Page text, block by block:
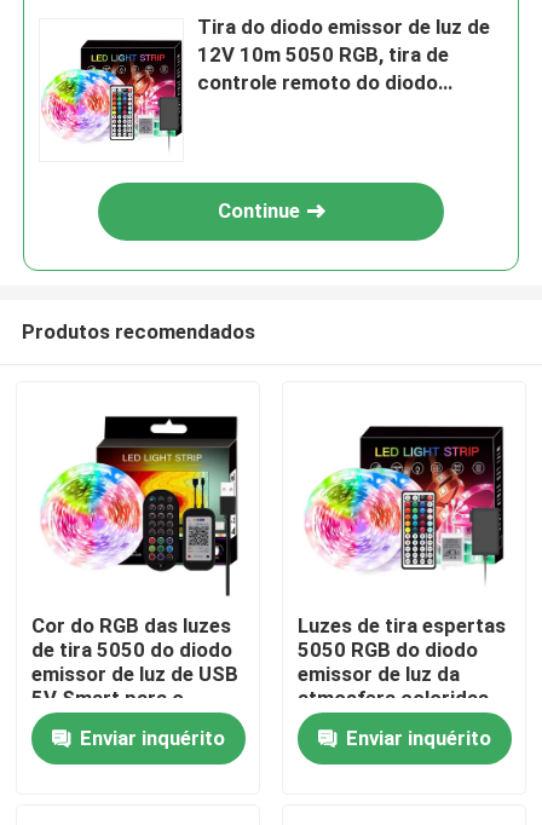
Casa
Produtos
Tira do diodo emissor de luz de
12V 10m 5050 RGB, tira de
controle remoto do diodo
Continue
Produtos recomendados
Cor do RGB das luzes
de tira 5050 do diodo
emissor de luz de USB
5V Smart para o
certificado do CE do
fundo da tevê
Enviar inquérito
Luzes de tira espertas
5050 RGB do diodo
emissor de luz da
atmosfera coloridas
com controle da voz
da músicaEnviar inquérito